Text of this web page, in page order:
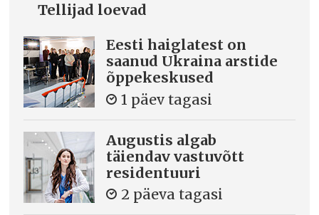
Tellijad loevad
Eesti haiglatest on
saanud Ukraina arstide
õppekeskused
1 päev tagasi
Augustis algab
täiendav vastuvõtt
residentuuri
2 päeva tagasi